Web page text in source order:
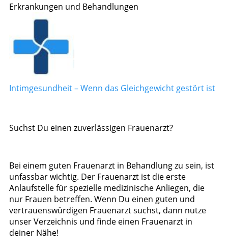
Erkrankungen und Behandlungen
Intimgesundheit – Wenn das Gleichgewicht gestört ist
Suchst Du einen zuverlässigen Frauenarzt?
Bei einem guten Frauenarzt in Behandlung zu sein, ist
unfassbar wichtig. Der Frauenarzt ist die erste
Anlaufstelle für spezielle medizinische Anliegen, die
nur Frauen betreffen. Wenn Du einen guten und
vertrauenswürdigen Frauenarzt suchst, dann nutze
unser Verzeichnis und finde einen Frauenarzt in
deiner Nähe!